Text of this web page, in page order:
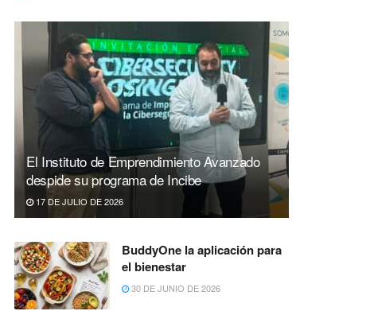
El Instituto de Emprendimiento Avanzado
despide su programa de Incibe
17 DE JULIO DE 2026
BuddyOne la aplicación para
el bienestar
30 DE JUNIO DE 2026